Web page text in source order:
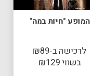
המופע "חיות במה"
לרכישה ב-₪89
בשווי ₪129